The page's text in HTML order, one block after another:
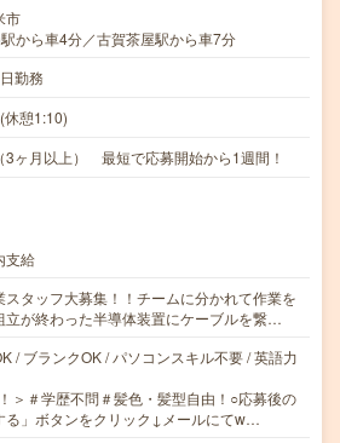
市
から車4分／古賀茶屋駅から車7分
勤務
憩1:10)
3ヶ月以上） 最短で応募開始から1週間！
支給
スタッフ大募集！！チームに分かれて作業を
立が終わった半導体装置にケーブルを繋…
/ ブランクOK / パソコンスキル不要 / 英語力
＞＃学歴不問＃髪色・髪型自由！○応募後の
る」ボタンをクリック↓メールにてw…